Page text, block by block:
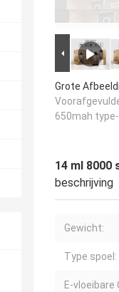
Grote
650mah
14 ml 8000
beschrijving
Gewicht:
Type spoel:
E-vloeibare